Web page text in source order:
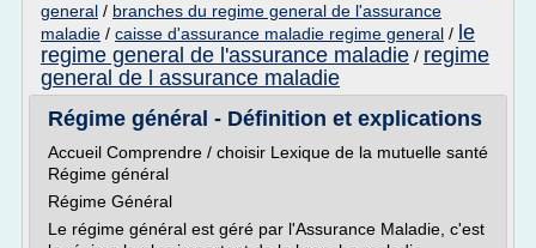
general / branches du regime general de l'assurance
maladie / caisse d'assurance maladie regime general / le
regime general de l'assurance maladie / regime
general de l assurance maladie
Régime général - Définition et explications
Accueil Comprendre / choisir Lexique de la mutuelle santé
Régime général
Régime Général
Le régime général est géré par l'Assurance Maladie, c'est